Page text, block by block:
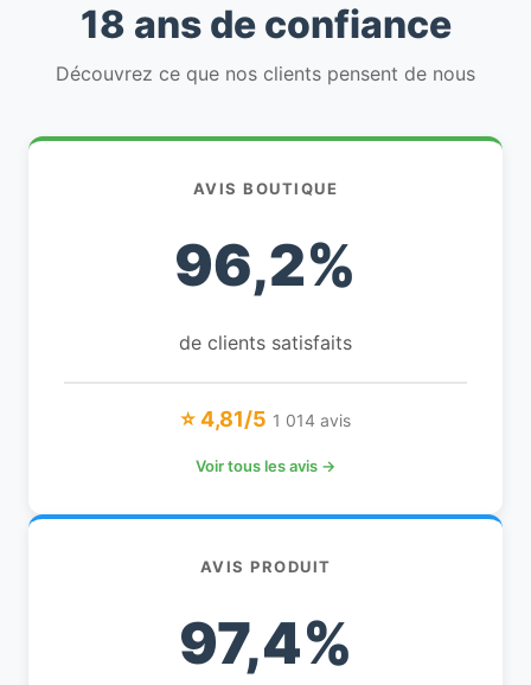
18 ans de confiance
Découvrez ce que nos clients pensent de nous
AVIS BOUTIQUE
96,2%
de clients satisfaits
⭐ 4,81/5 1 014 avis
Voir tous les avis →
AVIS PRODUIT
97,4%